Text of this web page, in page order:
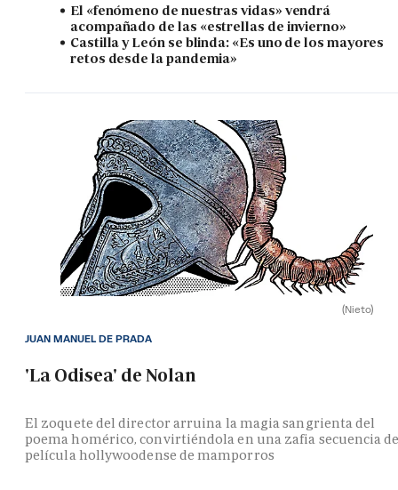
El «fenómeno de nuestras vidas» vendrá
acompañado de las «estrellas de invierno»
Castilla y León se blinda: «Es uno de los mayores
retos desde la pandemia»
(Nieto)
'La Odisea' de Nolan
El zoquete del director arruina la magia sangrienta del
poema homérico, convirtiéndola en una zafia secuencia
película hollywoodense de mamporros
JUAN MANUEL DE PRADA